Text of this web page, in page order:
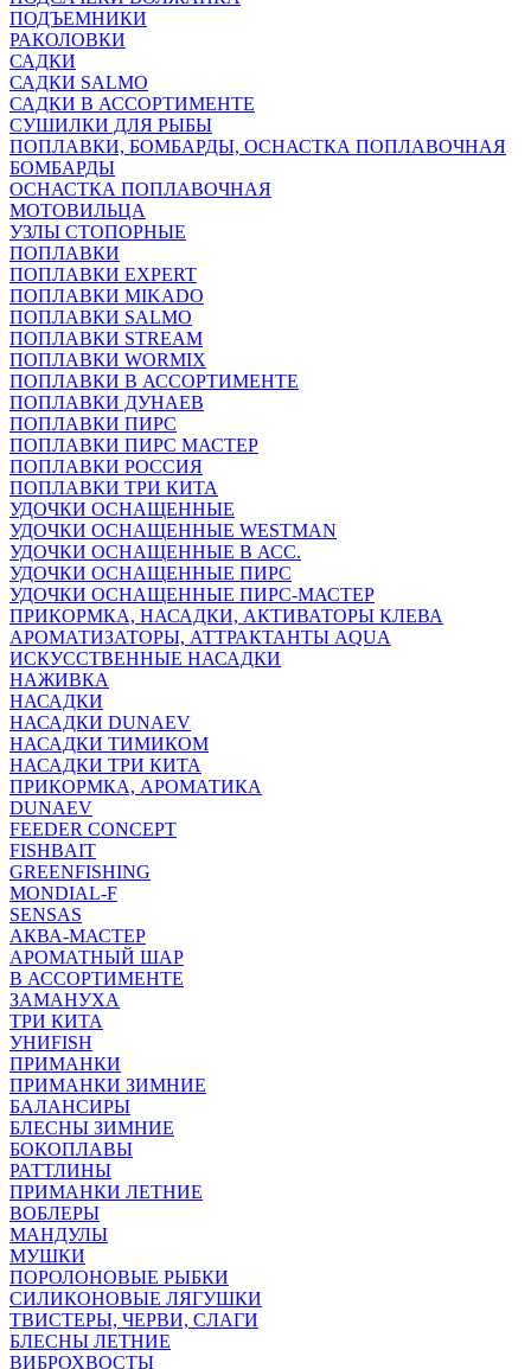
ПОДЪЕМНИКИ
РАКОЛОВКИ
САДКИ
САДКИ SALMO
САДКИ В АССОРТИМЕНТЕ
СУШИЛКИ ДЛЯ РЫБЫ
ПОПЛАВКИ, БОМБАРДЫ, ОСНАСТКА ПОПЛАВОЧНАЯ
БОМБАРДЫ
ОСНАСТКА ПОПЛАВОЧНАЯ
МОТОВИЛЬЦА
УЗЛЫ СТОПОРНЫЕ
ПОПЛАВКИ
ПОПЛАВКИ EXPERT
ПОПЛАВКИ MIKADO
ПОПЛАВКИ SALMO
ПОПЛАВКИ STREAM
ПОПЛАВКИ WORMIX
ПОПЛАВКИ В АССОРТИМЕНТЕ
ПОПЛАВКИ ДУНАЕВ
ПОПЛАВКИ ПИРС
ПОПЛАВКИ ПИРС МАСТЕР
ПОПЛАВКИ РОССИЯ
ПОПЛАВКИ ТРИ КИТА
УДОЧКИ ОСНАЩЕННЫЕ
УДОЧКИ ОСНАЩЕННЫЕ WESTMAN
УДОЧКИ ОСНАЩЕННЫЕ В АСС.
УДОЧКИ ОСНАЩЕННЫЕ ПИРС
УДОЧКИ ОСНАЩЕННЫЕ ПИРС-МАСТЕР
ПРИКОРМКА, НАСАДКИ, АКТИВАТОРЫ КЛЕВА
АРОМАТИЗАТОРЫ, АТТРАКТАНТЫ AQUA
ИСКУССТВЕННЫЕ НАСАДКИ
НАЖИВКА
НАСАДКИ
НАСАДКИ DUNAEV
НАСАДКИ ТИМИКОМ
НАСАДКИ ТРИ КИТА
ПРИКОРМКА, АРОМАТИКА
DUNAEV
FEEDER CONCEPT
FISHBAIT
GREENFISHING
MONDIAL-F
SENSAS
АКВА-МАСТЕР
АРОМАТНЫЙ ШАР
В АССОРТИМЕНТЕ
ЗАМАНУХА
ТРИ КИТА
УНИFISH
ПРИМАНКИ
ПРИМАНКИ ЗИМНИЕ
БАЛАНСИРЫ
БЛЕСНЫ ЗИМНИЕ
БОКОПЛАВЫ
РАТТЛИНЫ
ПРИМАНКИ ЛЕТНИЕ
ВОБЛЕРЫ
МАНДУЛЫ
МУШКИ
ПОРОЛОНОВЫЕ РЫБКИ
СИЛИКОНОВЫЕ ЛЯГУШКИ
ТВИСТЕРЫ, ЧЕРВИ, СЛАГИ
БЛЕСНЫ ЛЕТНИЕ
ВИБРОХВОСТЫ